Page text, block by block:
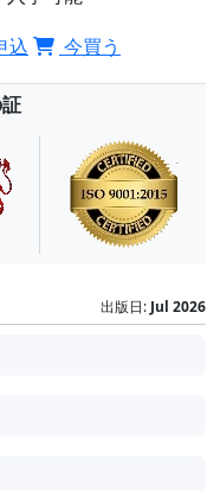
込 今買う
出版日: Jul 2026